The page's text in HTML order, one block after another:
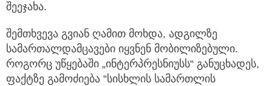
შეეჯახა.
შემთხვევა გვიან ღამით მოხდა, ადგილზე
სამართალდამცავები იყვნენ მობილიზებული.
როგორც უწყებაში „ინტერპრესნიუსს“ განუცხადეს,
ფაქტზე გამოძიება “სისხლის სამართლის